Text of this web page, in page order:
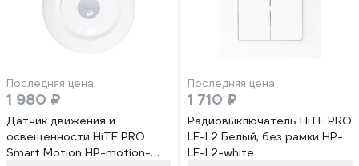
Последняя цена
1 980 ₽
Датчик движения и
освещенности HiTE PRO
Smart Motion HP-motion-
Последняя цена
1 710 ₽
Радиовыключатель HiTE PRO
LE-L2 Белый, без рамки HP-
LE-L2-white